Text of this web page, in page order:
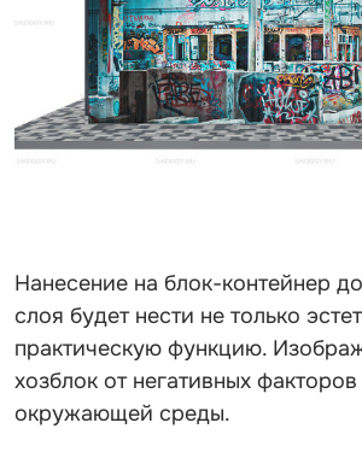
Нанесение на блок-контейнер
слоя будет нести не только
практическую функцию.
хозблок от негативных
окружающей среды.